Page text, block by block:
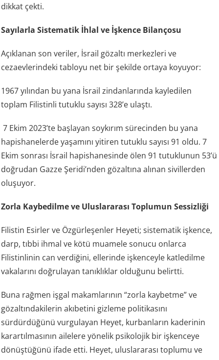
dikkat çekti.
Sayılarla Sistematik İhlal ve İşkence Bilançosu
Açıklanan son veriler, İsrail gözaltı merkezleri ve
cezaevlerindeki tabloyu net bir şekilde ortaya koyuyor:
1967 yılından bu yana İsrail zindanlarında kayledilen
toplam Filistinli tutuklu sayısı 328’e ulaştı.
7 Ekim 2023’te başlayan soykırım sürecinden bu yana
hapishanelerde yaşamını yitiren tutuklu sayısı 91 oldu. 7
Ekim sonrası İsrail hapishanesinde ölen 91 tutuklunun 53’ü
doğrudan Gazze Şeridi’nden gözaltına alınan sivillerden
oluşuyor.
Zorla Kaybedilme ve Uluslararası Toplumun Sessizliği
Filistin Esirler ve Özgürleşenler Heyeti; sistematik işkence,
darp, tıbbi ihmal ve kötü muamele sonucu onlarca
Filistinlinin can verdiğini, ellerinde işkenceyle katledilme
vakalarını doğrulayan tanıklıklar olduğunu belirtti.
Buna rağmen işgal makamlarının “zorla kaybetme” ve
gözaltındakilerin akıbetini gizleme politikasını
sürdürdüğünü vurgulayan Heyet, kurbanların kaderinin
karartılmasının ailelere yönelik psikolojik bir işkenceye
dönüştüğünü ifade etti. Heyet, uluslararası toplumu ve